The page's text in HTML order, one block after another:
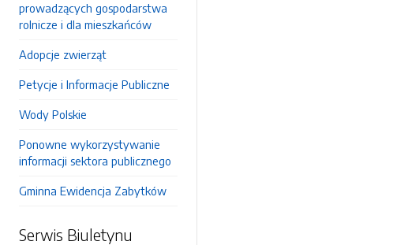
prowadzących gospodarstwa
rolnicze i dla mieszkańców
Adopcje zwierząt
Petycje i Informacje Publiczne
Wody Polskie
Ponowne wykorzystywanie
informacji sektora publicznego
Gminna Ewidencja Zabytków
Serwis Biuletynu